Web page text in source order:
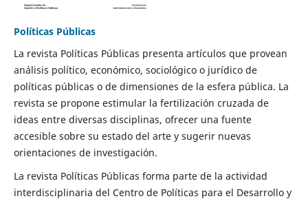
Políticas Públicas
La revista Políticas Públicas presenta artículos que provean
análisis político, económico, sociológico o jurídico de
políticas públicas o de dimensiones de la esfera pública. La
revista se propone estimular la fertilización cruzada de
ideas entre diversas disciplinas, ofrecer una fuente
accesible sobre su estado del arte y sugerir nuevas
orientaciones de investigación.
La revista Políticas Públicas forma parte de la actividad
interdisciplinaria del Centro de Políticas para el Desarrollo y